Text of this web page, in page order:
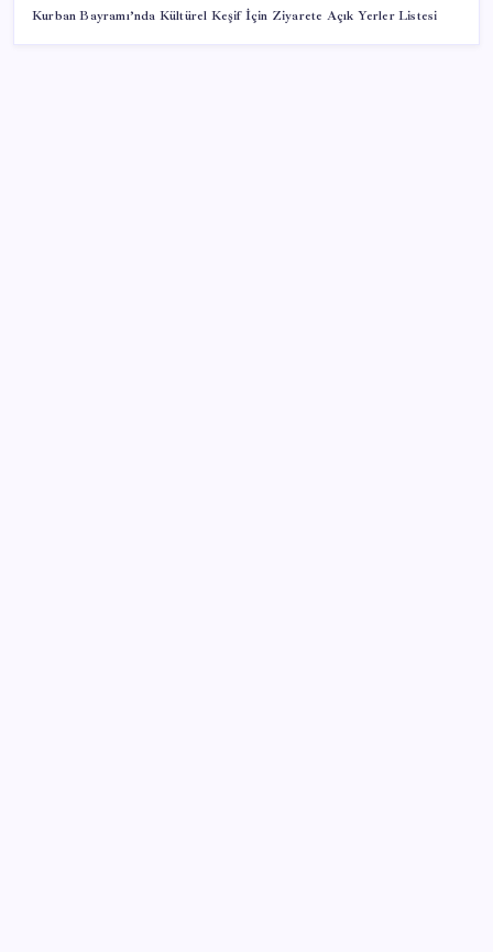
Kurban Bayramı’nda Kültürel Keşif İçin Ziyarete Açık Yerler Listesi